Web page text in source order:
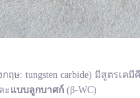
: tungsten carbide) มีสูตรเค
ะ แบบลูกบาศก์ (β-WC)